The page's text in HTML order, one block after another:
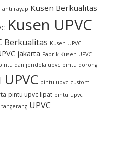
anti rayap Kusen Berkualitas
Kusen UPVC
Berkualitas Kusen UPVC
jakarta Pabrik Kusen UPVC
dan jendela upvc pintu dorong
pintu upvc custom
pintu upvc lipat pintu upvc
UPVC